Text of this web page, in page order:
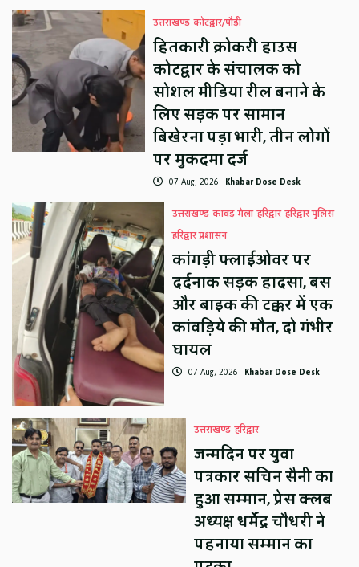
उत्तराखण्ड कोटद्वार/पौड़ी
हितकारी क्रोकरी हाउस
कोटद्वार के संचालक को
सोशल मीडिया रील बनाने के
लिए सड़क पर सामान
बिखेरना पड़ा भारी, तीन लोगों
पर मुकदमा दर्ज
07 Aug, 2026 Khabar Dose Desk
उत्तराखण्ड कावड़ मेला हरिद्वार हरिद्वार पुलिस
हरिद्वार प्रशासन
कांगड़ी फ्लाईओवर पर
दर्दनाक सड़क हादसा, बस
और बाइक की टक्कर में एक
कांवड़िये की मौत, दो गंभीर
घायल
07 Aug, 2026 Khabar Dose Desk
उत्तराखण्ड हरिद्वार
जन्मदिन पर युवा
पत्रकार सचिन सैनी का
हुआ सम्मान, प्रेस क्लब
अध्यक्ष धर्मेंद्र चौधरी ने
पहनाया सम्मान का